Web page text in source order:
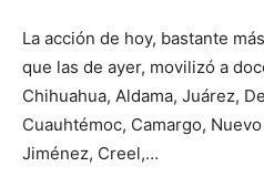
La acción de hoy, bastante
que las de ayer, movilizó a
Chihuahua, Aldama, Juárez,
Cuauhtémoc, Camargo,
Jiménez, Creel,…